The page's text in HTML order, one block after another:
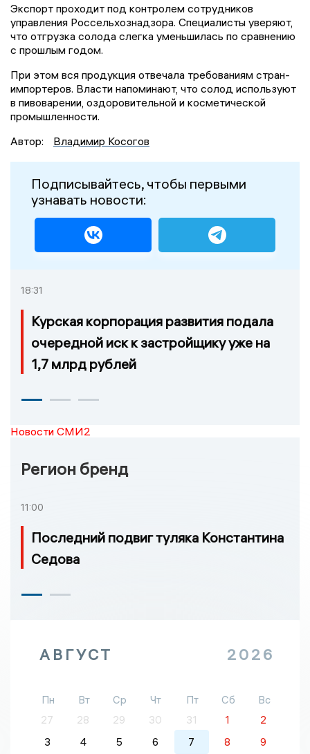
Экспорт проходит под контролем сотрудников
управления Россельхознадзора. Специалисты уверяют,
что отгрузка солода слегка уменьшилась по сравнению
с прошлым годом.
При этом вся продукция отвечала требованиям стран-
импортеров. Власти напоминают, что солод используют
в пивоварении, оздоровительной и косметической
промышленности.
Автор:
Владимир Косогов
Подписывайтесь, чтобы первыми
узнавать новости:
18:31
Курская корпорация развития подала
очередной иск к застройщику уже на
1,7 млрд рублей
Новости СМИ2
Регион бренд
11:00
Последний подвиг туляка Константина
Седова
АВГУСТ 2026
Пн Вт Ср Чт Пт Сб
Вс
27
28 29 30 31 1
2
3
4 5 6 7 8
9